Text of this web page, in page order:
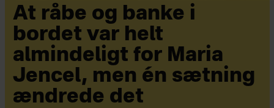
At råbe og banke i
bordet var helt
almindeligt for Maria
Jencel, men én sætning
ændrede det